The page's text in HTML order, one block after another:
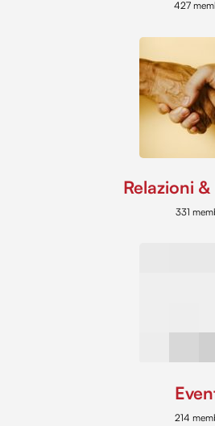
427
Relazioni
331
214